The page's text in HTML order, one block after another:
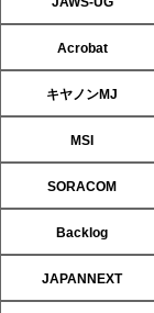
Acrobat
キヤノンMJ
MSI
SORACOM
Backlog
JAPANNEXT